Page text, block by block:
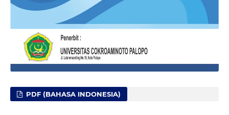
PDF (BAHASA INDONESIA)